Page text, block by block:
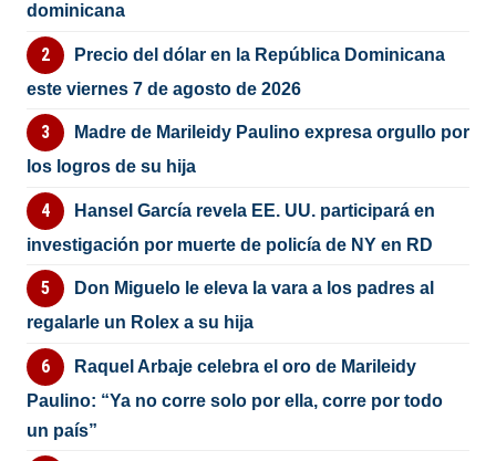
dominicana
Precio del dólar en la República Dominicana
este viernes 7 de agosto de 2026
Madre de Marileidy Paulino expresa orgullo por
los logros de su hija
Hansel García revela EE. UU. participará en
investigación por muerte de policía de NY en RD
Don Miguelo le eleva la vara a los padres al
regalarle un Rolex a su hija
Raquel Arbaje celebra el oro de Marileidy
Paulino: “Ya no corre solo por ella, corre por todo
un país”